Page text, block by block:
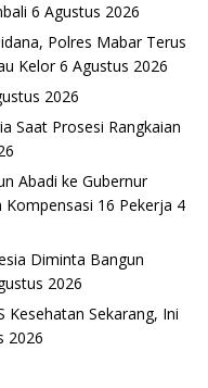
6 Agustus 2026
Polres Mabar Terus
Kelor 6 Agustus 2026
2026
Saat Prosesi Rangkaian
Abadi ke Gubernur
16 Pekerja 4
Diminta Bangun
2026
Kesehatan Sekarang, Ini
2026